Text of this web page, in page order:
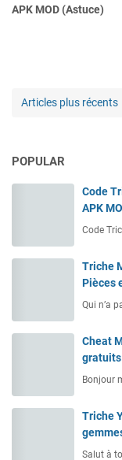
APK MOD (Astuce)
Articles plus récents
POPULAR
Code
APK
Code
Triche
Pièces
Qui n’a
Cheat
Bonjour
Triche
Salut à